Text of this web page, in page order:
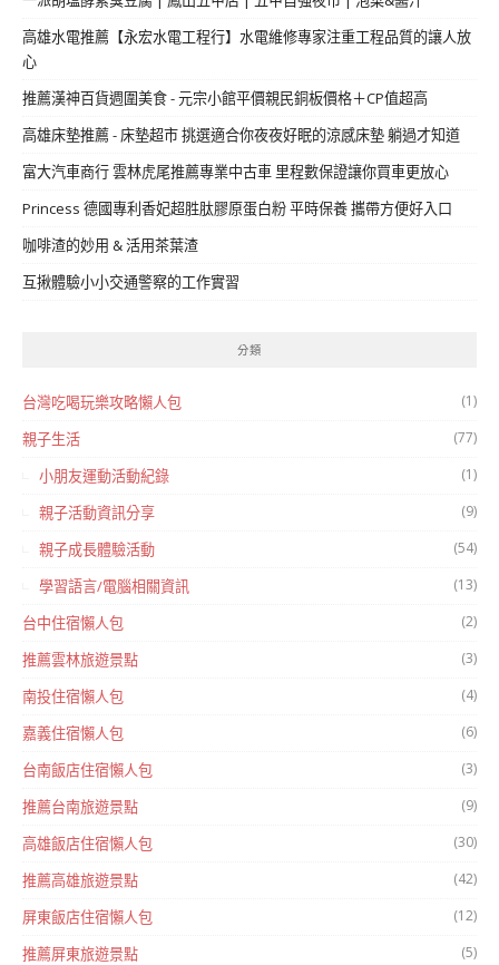
高雄水電推薦【永宏水電工程行】水電維修專家注重工程品質的讓人放
心
推薦漢神百貨週圍美食 - 元宗小館平價親民銅板價格＋CP值超高
高雄床墊推薦 - 床墊超市 挑選適合你夜夜好眠的涼感床墊 躺過才知道
富大汽車商行 雲林虎尾推薦專業中古車 里程數保證讓你買車更放心
Princess 德國專利香妃超胜肽膠原蛋白粉 平時保養 攜帶方便好入口
咖啡渣的妙用 & 活用茶葉渣
互揪體驗小小交通警察的工作實習
分類
台灣吃喝玩樂攻略懶人包 (1)
親子生活 (77)
小朋友運動活動紀錄 (1)
親子活動資訊分享 (9)
親子成長體驗活動 (54)
學習語言/電腦相關資訊 (13)
台中住宿懶人包 (2)
推薦雲林旅遊景點 (3)
南投住宿懶人包 (4)
嘉義住宿懶人包 (6)
台南飯店住宿懶人包 (3)
推薦台南旅遊景點 (9)
高雄飯店住宿懶人包 (30)
推薦高雄旅遊景點 (42)
屏東飯店住宿懶人包 (12)
推薦屏東旅遊景點 (5)